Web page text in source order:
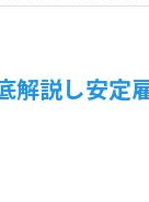
解説し安定